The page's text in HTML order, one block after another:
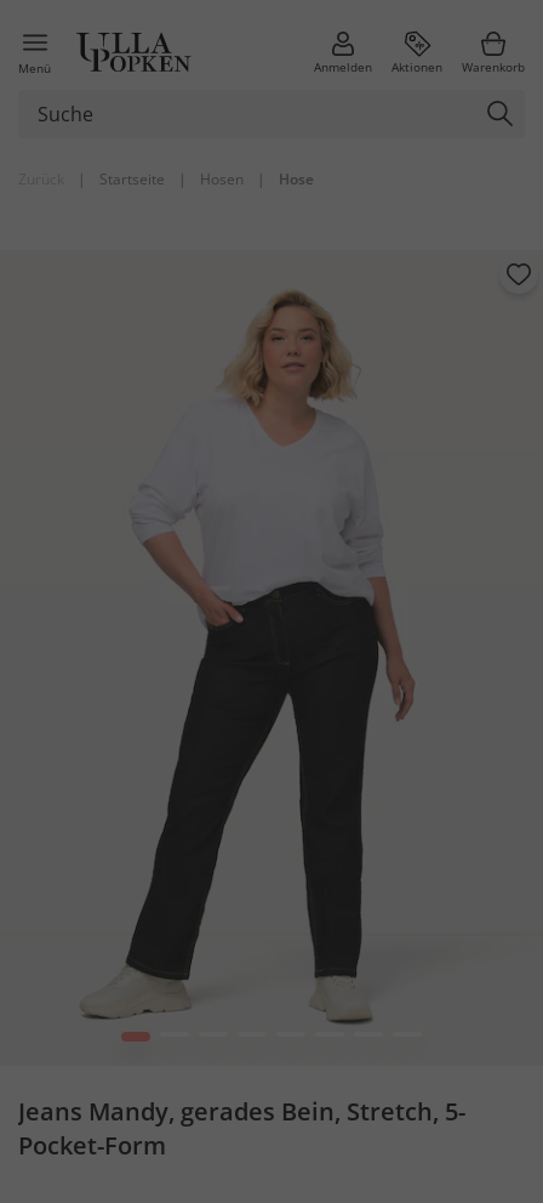
Menü Anmelden Aktionen Warenkorb
| Startseite | Hosen | Hose
1
Jeans Mandy, gerades Bein, Stretch, 5-
Pocket-Form